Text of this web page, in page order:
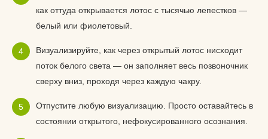
как оттуда открывается лотос с тысячью лепестков —
белый или фиолетовый.
Визуализируйте, как через открытый лотос нисходит
поток белого света — он заполняет весь позвоночник
сверху вниз, проходя через каждую чакру.
Отпустите любую визуализацию. Просто оставайтесь в
состоянии открытого, нефокусированного осознания.